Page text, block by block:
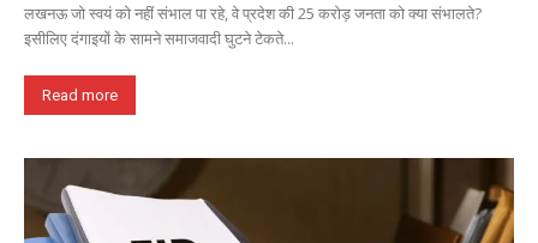
लखनऊ जो स्वयं को नहीं संभाल पा रहे, वे प्रदेश की 25 करोड़ जनता को क्या संभालते?
इसीलिए दंगाइयों के सामने समाजवादी घुटने टेकते...
Read more